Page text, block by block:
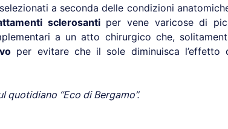
a seconda delle condizioni
sclerosantiper vene varicose di
a un atto chirurgico che,
per evitare che il sole diminuisca l’effetto
“Eco di Bergamo”.